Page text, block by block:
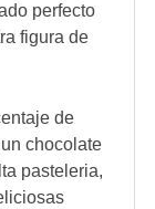
perfecto
figura de
de
chocolate
pasteleria,